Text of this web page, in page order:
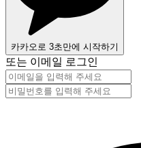
카카오로 3초만에 시작하기
또는 이메일 로그인